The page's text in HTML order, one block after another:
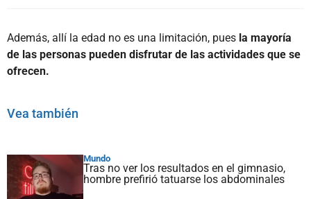
Además, allí la edad no es una limitación, pues la mayoría
de las personas pueden disfrutar de las actividades que se
ofrecen.
Vea también
Mundo
Tras no ver los resultados en el gimnasio,
hombre prefirió tatuarse los abdominales